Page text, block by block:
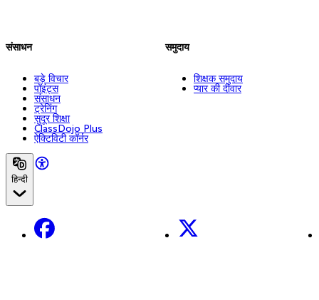
संसाधन
बड़े विचार
पॉइंट्स
संसाधन
ट्रेनिंग
सुदूर शिक्षा
ClassDojo Plus
ऐक्टिविटी कॉर्नर
समुदाय
शिक्षक समुदाय
प्यार की दीवार
हिन्दी
Facebook X